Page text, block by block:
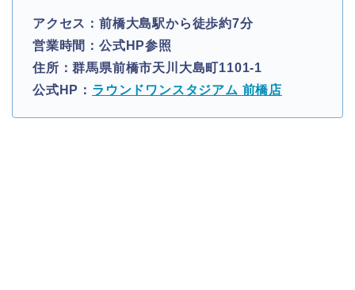
アクセス：前橋大島駅から徒歩約7分
営業時間：公式HP参照
住所：群馬県前橋市天川大島町1101-1
公式HP： ラウンドワンスタジアム 前橋店